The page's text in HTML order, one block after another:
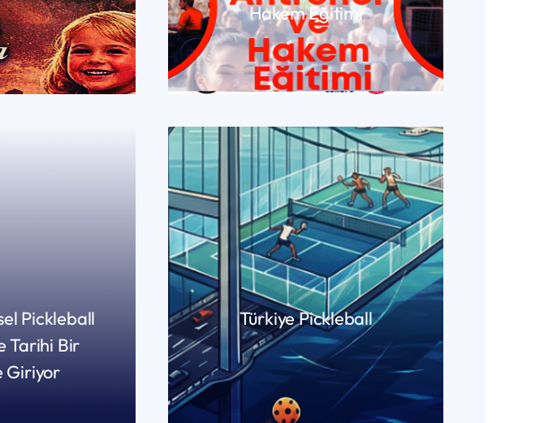
OKU
Hakem Eğitimi
DEVAMINI OKU
Pickleball
Tarihi Bir
Giriyor
Türkiye Pickleball
DEVAMINI OKU